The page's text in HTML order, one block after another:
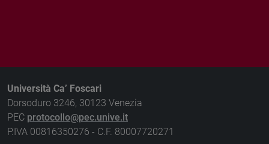
Università Ca’ Foscari
Dorsoduro 3246, 30123 Venezia
PEC protocollo@pec.unive.it
P.IVA 00816350276 - C.F. 80007720271